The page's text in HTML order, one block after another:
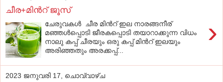
ചീര+മിന്‍റ് ജൂസ്
›
ചേരുവകൾ ചീര മിന്‍റ് ഇല നാരങ്ങനീര്
മഞ്ഞൾപ്പൊടി ജീരകപ്പൊടി തയാറാക്കുന്ന വിധം
നാലു കപ്പ് ചീരയും ഒരു കപ്പ് മിന്‍റ് ഇലയും
അരിഞ്ഞതും അരക്കപ്പ്...
2023 ജനുവരി 17, ചൊവ്വാഴ്ച